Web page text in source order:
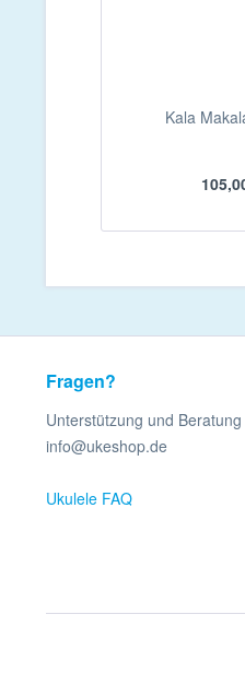
Kala
Fragen?
Unterstützung und
info@ukeshop.de
Ukulele FAQ